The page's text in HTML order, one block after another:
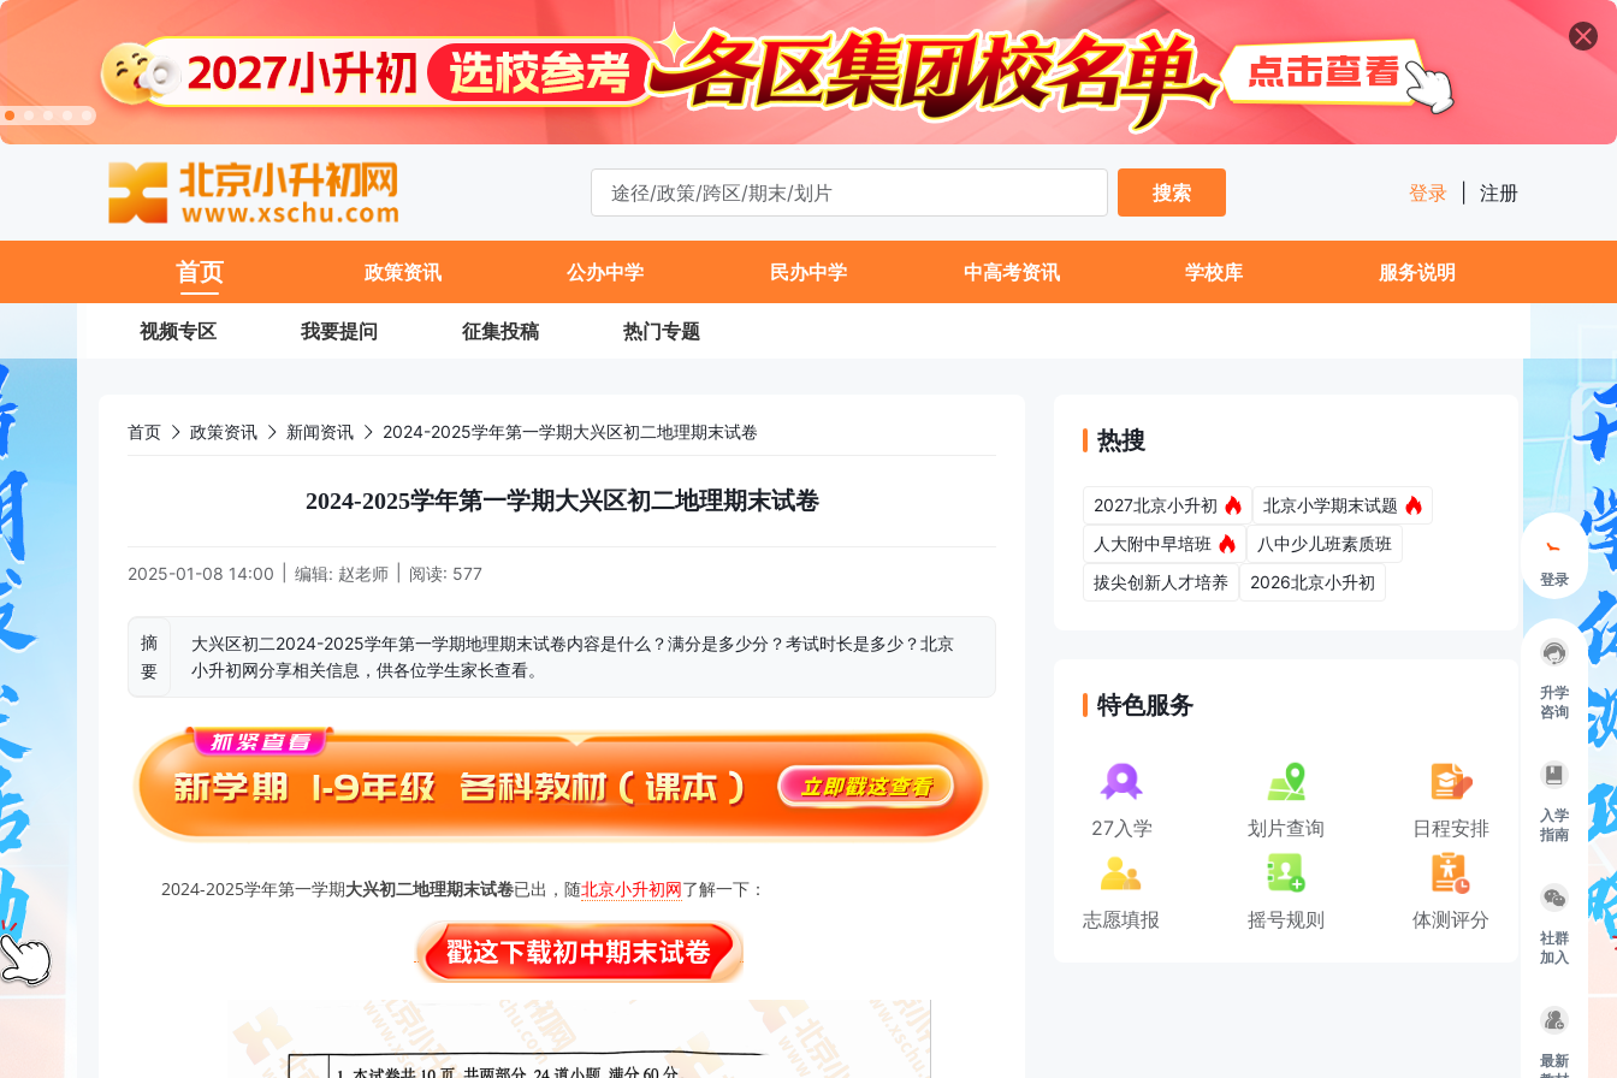
登录
升学
咨询
入学
指南
社群
加入
最新
搜索
登录 注册
首页 政策资讯 公办中学 民办中学 中高考资讯 学校库 服务说明
视频专区 我要提问 征集投稿 热门专题
首页 政策资讯 新闻资讯 2024-2025学年第一学期大兴区初二地理期末试卷
2024-2025学年第一学期大兴区初二地理期末试卷
2025-01-08 14:00 编辑: 赵老师 阅读: 577
摘
要
大兴区初二2024-2025学年第一学期地理期末试卷内容是什么？满分是多少分？考试时长是多少？北京
小升初网分享相关信息，供各位学生家长查看。
2024-2025学年第一学期大兴初二地理期末试卷已出，随北京小升初网了解一下：
热搜
2027北京小升初
北京小学期末试题
人大附中早培班
八中少儿班素质班
拔尖创新人才培养
2026北京小升初
特色服务
27入学 划片查询 日程安排
志愿填报 摇号规则 体测评分